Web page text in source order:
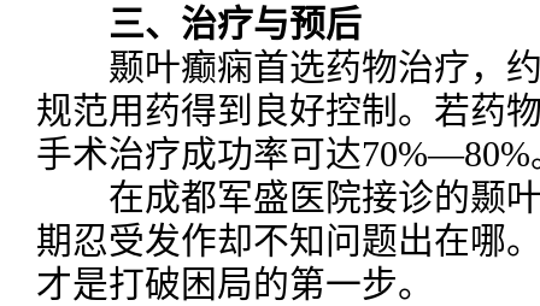
三、治疗与预后
颞叶癫痫首选药物治疗，约
规范用药得到良好控制。若药
手术治疗成功率可达70%—80%
在成都军盛医院接诊的颞叶
期忍受发作却不知问题出在哪
才是打破困局的第一步。